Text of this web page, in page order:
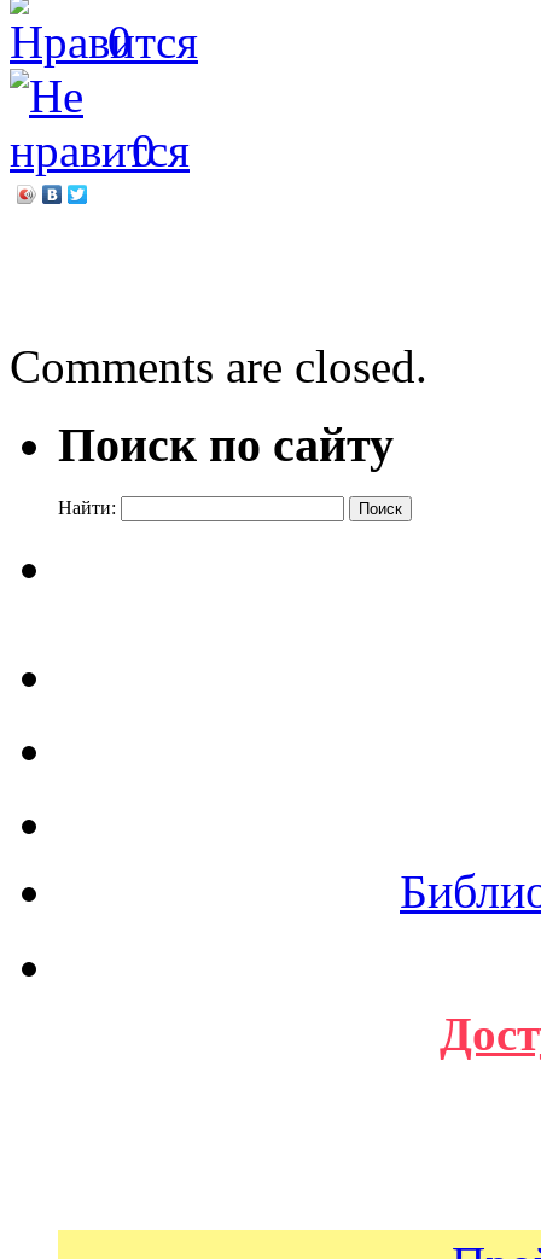
0
0
Comments are closed.
Поиск по сайту
Найти: